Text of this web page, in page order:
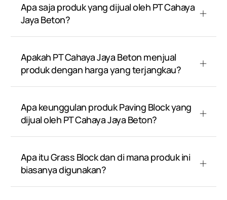
Apa saja produk yang dijual oleh PT Cahaya
Jaya Beton?
Apakah PT Cahaya Jaya Beton menjual
produk dengan harga yang terjangkau?
Apa keunggulan produk Paving Block yang
dijual oleh PT Cahaya Jaya Beton?
Apa itu Grass Block dan di mana produk ini
biasanya digunakan?